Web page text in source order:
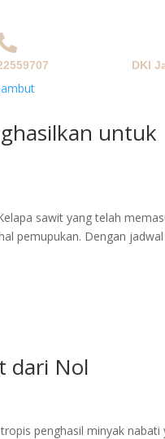
DKI
untuk
sawit yang telah
pemupukan. Dengan jadwal
dari Nol
penghasil minyak nabati